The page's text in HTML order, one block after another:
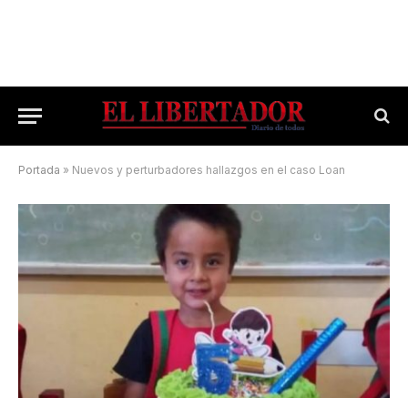
Portada » Nuevos y perturbadores hallazgos en el caso Loan